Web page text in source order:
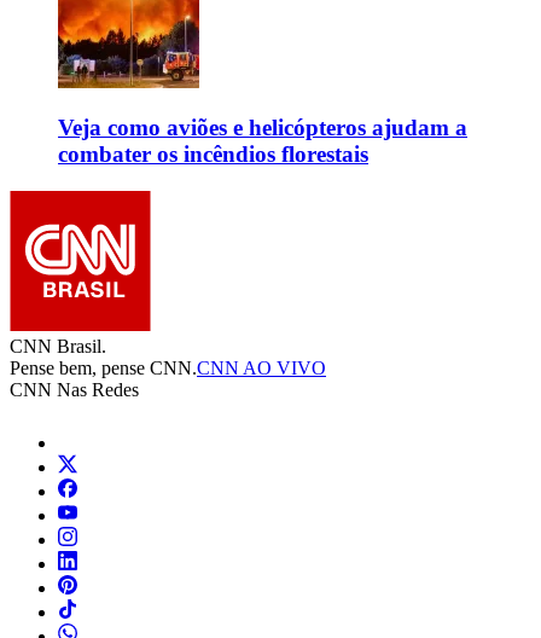
Veja como aviões e helicópteros ajudam a
combater os incêndios florestais
CNN Brasil.
Pense bem, pense CNN.CNN AO VIVO
CNN Nas Redes